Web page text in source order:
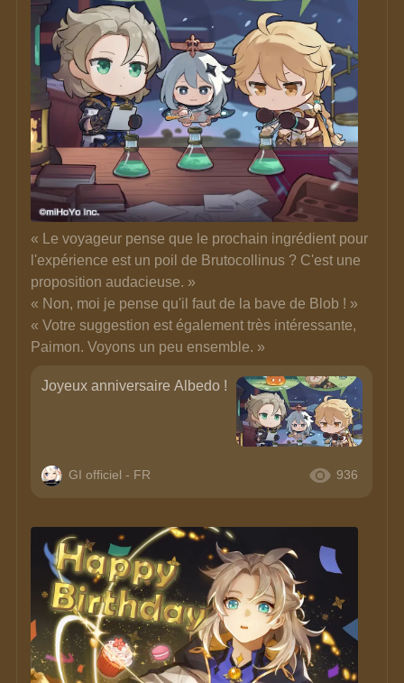
« Le voyageur pense que le prochain ingrédient pour
l'expérience est un poil de Brutocollinus ? C'est une
proposition audacieuse. »
« Non, moi je pense qu'il faut de la bave de Blob ! »
« Votre suggestion est également très intéressante,
Paimon. Voyons un peu ensemble. »
Joyeux anniversaire Albedo !
GI officiel - FR 936